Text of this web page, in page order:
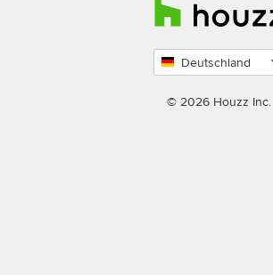
Deutschland
auswählen
© 2026 Houzz Inc.